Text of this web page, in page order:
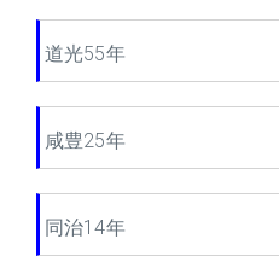
道光55年
咸豊25年
同治14年